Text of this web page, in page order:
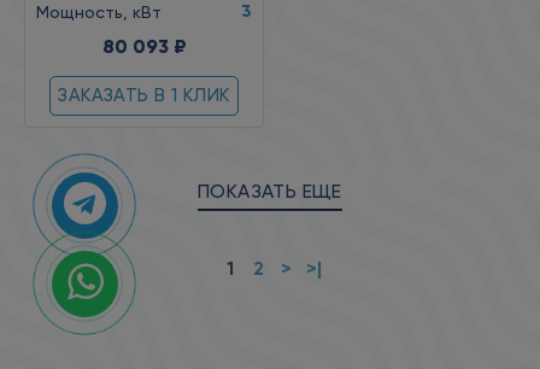
Мощность, кВт 3
80 093 ₽
ЗАКАЗАТЬ В 1 КЛИК
ПОКАЗАТЬ ЕЩЕ
1 2 > >|